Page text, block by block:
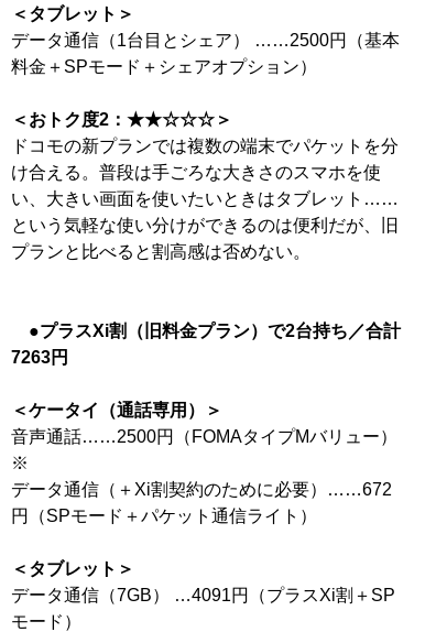
＜タブレット＞
データ通信（1台目とシェア） ……2500円（基本
料金＋SPモード＋シェアオプション）
＜おトク度2：★★☆☆☆＞
ドコモの新プランでは複数の端末でパケットを分
け合える。普段は手ごろな大きさのスマホを使
い、大きい画面を使いたいときはタブレット……
という気軽な使い分けができるのは便利だが、旧
プランと比べると割高感は否めない。
●プラスXi割（旧料金プラン）で2台持ち／合計
7263円
＜ケータイ（通話専用）＞
音声通話……2500円（FOMAタイプMバリュー）
※
データ通信（＋Xi割契約のために必要）……672
円（SPモード＋パケット通信ライト）
＜タブレット＞
データ通信（7GB） …4091円（プラスXi割＋SP
モード）